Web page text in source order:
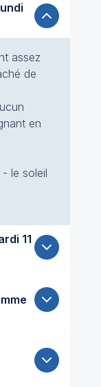
assez
de
en
le soleil